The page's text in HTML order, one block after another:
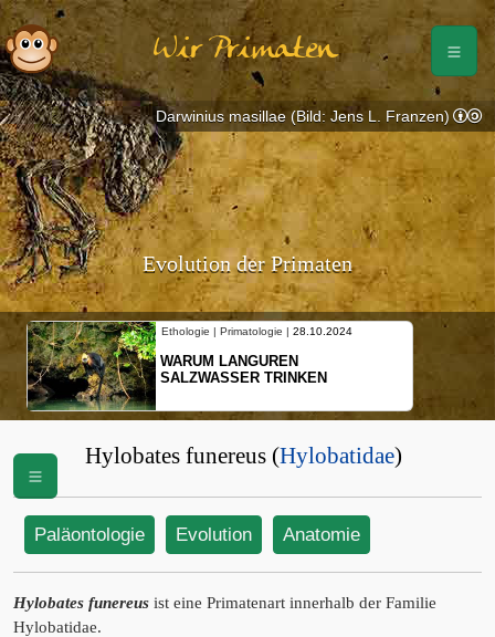
Wir Primaten
Evolution der Primaten
Ethologie | Primatologie | 28.10.2024
WARUM LANGUREN
SALZWASSER TRINKEN
Darwinius masillae (Bild: Jens L. Franzen)
Hylobates funereus (Hylobatidae)
Paläontologie Evolution Anatomie
Hylobates funereus ist eine Primatenart innerhalb der Familie
Hylobatidae.